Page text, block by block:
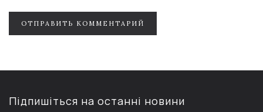
ОТПРАВИТЬ КОММЕНТАРИЙ
Підпишіться на останні новини